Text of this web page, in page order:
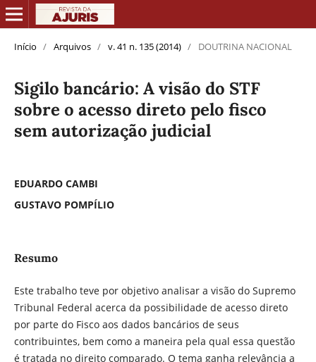
Início / Arquivos / v. 41 n. 135 (2014) / DOUTRINA NACIONAL
Sigilo bancário: A visão do STF
sobre o acesso direto pelo fisco
sem autorização judicial
EDUARDO CAMBI
GUSTAVO POMPÍLIO
Resumo
Este trabalho teve por objetivo analisar a visão do Supremo
Tribunal Federal acerca da possibilidade de acesso direto
por parte do Fisco aos dados bancários de seus
contribuintes, bem como a maneira pela qual essa questão
é tratada no direito comparado. O tema ganha relevância a